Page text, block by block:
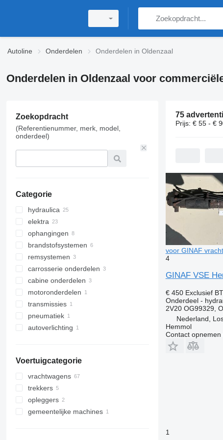
Autoline Onderdelen Onderdelen in Oldenzaal
Onderdelen in Oldenzaal voor
Zoekopdracht
(Referentienummer, merk, model,
onderdeel)
Categorie
hydraulica
hydraulische verdelers
hydraulische cilinders
hydraulische pompen
hydrauliektanks
hydraulische filters
hydraulische accumulatoren
elektra
sensoren
besturingseenheiden
dashboards
accumulatoren
andere elektrische onderdelen
ophangingen
luchtveringen
schokdempers
lagers
stuurbekrachtigingspompen
overige reserve
brandstofsystemen
brandstofdruksensoren
brandstofpompen
brandstoftanks
luchtinlaatslangen
andere onderdelen van het
remsystemen
remtrommels
remcilinder membranen
andere onderdelen voor het
carrosserie onderdelen
trekhaken
overige carrosserie onderdelen
cabine onderdelen
auto koelboxen
cabinekantelpompen
motoronderdelen
oliekoelers
transmissies
overige transmissie-onderdelen
pneumatiek
solenoïde klepen
autoverlichting
Voertuigcategorie
vrachtwagens
trekkers
opleggers
gemeentelijke machines
75
Prijs: € 55 - €
voor GINAF
4
GINAF VSE
€ 450 Exclusief
Onderdeel -
2V20 OG99329,
Nederland,
Hemmol
Contact
1